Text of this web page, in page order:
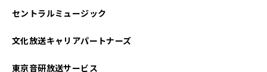
セントラルミュージック
文化放送キャリアパートナーズ
東京音研放送サービス